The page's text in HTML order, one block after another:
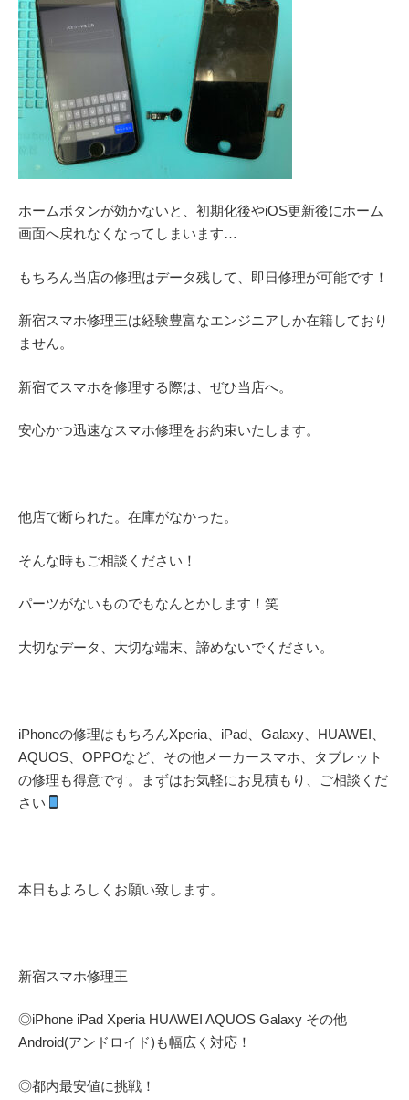
ホームボタンが効かないと、初期化後やiOS更新後にホーム
画面へ戻れなくなってしまいます…
もちろん当店の修理はデータ残して、即日修理が可能です！
新宿スマホ修理王は経験豊富なエンジニアしか在籍しており
ません。
新宿でスマホを修理する際は、ぜひ当店へ。
安心かつ迅速なスマホ修理をお約束いたします。
他店で断られた。在庫がなかった。
そんな時もご相談ください！
パーツがないものでもなんとかします！笑
大切なデータ、大切な端末、諦めないでください。
iPhoneの修理はもちろんXperia、iPad、Galaxy、HUAWEI、
AQUOS、OPPOなど、その他メーカースマホ、タブレット
の修理も得意です。まずはお気軽にお見積もり、ご相談くだ
さい
本日もよろしくお願い致します。
新宿スマホ修理王
◎iPhone iPad Xperia HUAWEI AQUOS Galaxy その他
Android(アンドロイド) も幅広く対応！
◎都内最安値に挑戦！